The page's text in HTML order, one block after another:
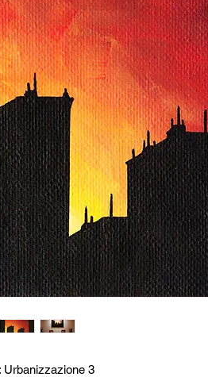
Urbanizzazione 3